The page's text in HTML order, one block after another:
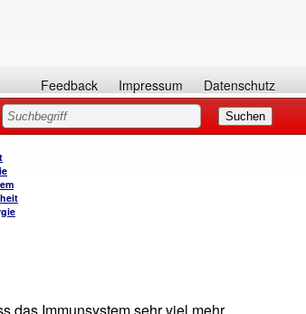
Feedback Impressum Datenschutz